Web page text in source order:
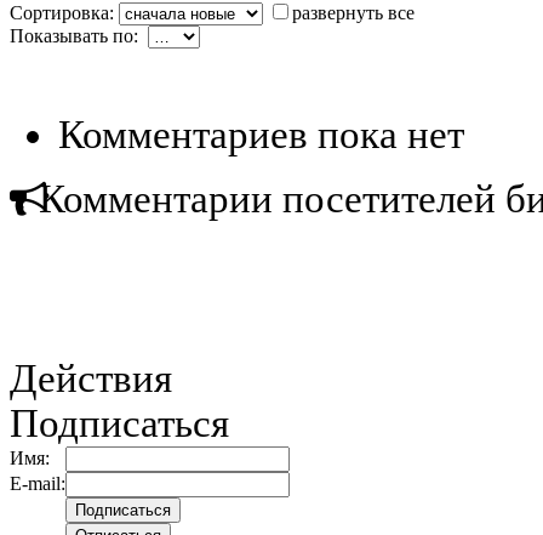
Сортировка:
развернуть все
Показывать по:
Комментариев пока нет
Комментарии посетителей
Действия
Подписаться
Имя:
E-mail: